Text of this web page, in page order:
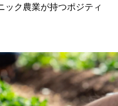
ック農業が持つポジティ